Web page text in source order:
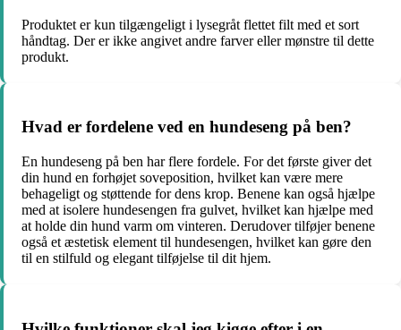
Produktet er kun tilgængeligt i lysegråt flettet filt med et sort
håndtag. Der er ikke angivet andre farver eller mønstre til dette
produkt.
Hvad er fordelene ved en hundeseng på ben?
En hundeseng på ben har flere fordele. For det første giver det
din hund en forhøjet soveposition, hvilket kan være mere
behageligt og støttende for dens krop. Benene kan også hjælpe
med at isolere hundesengen fra gulvet, hvilket kan hjælpe med
at holde din hund varm om vinteren. Derudover tilføjer benene
også et æstetisk element til hundesengen, hvilket kan gøre den
til en stilfuld og elegant tilføjelse til dit hjem.